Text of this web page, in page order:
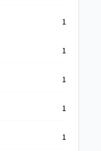
1
1
1
1
1